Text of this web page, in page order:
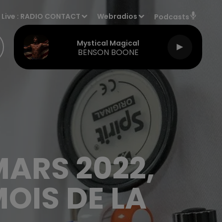
Live : RADIO CONTACT Webradios Podcasts
Mystical Magical
BENSON BOONE
2022,
DE LA